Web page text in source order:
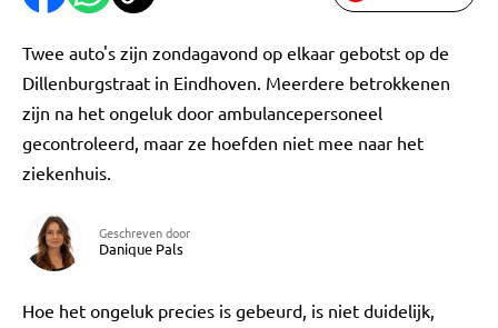
Twee auto's zijn zondagavond op elkaar gebotst op de
Dillenburgstraat in Eindhoven. Meerdere betrokkenen
zijn na het ongeluk door ambulancepersoneel
gecontroleerd, maar ze hoefden niet mee naar het
ziekenhuis.
Geschreven door
Danique Pals
Hoe het ongeluk precies is gebeurd, is niet duidelijk,